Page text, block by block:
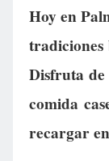
Hoy en
Disfruta
comida
recargar